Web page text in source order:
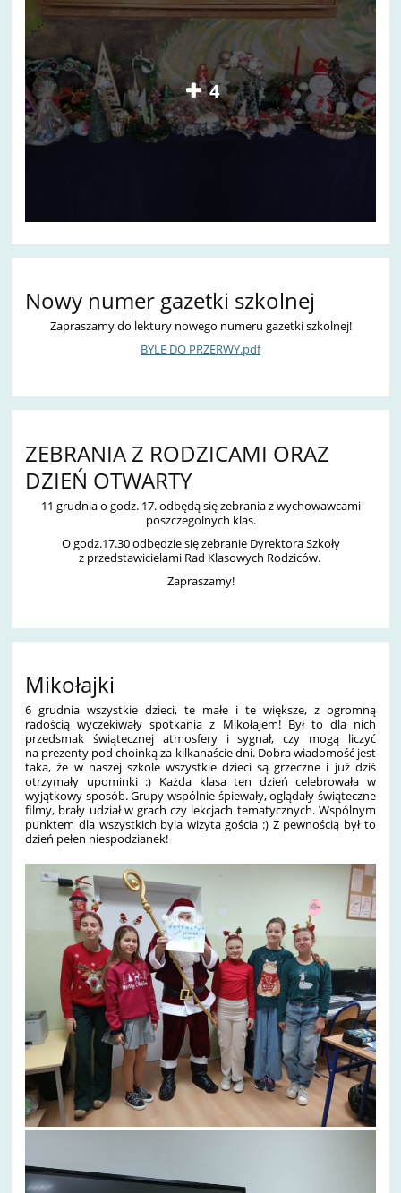
4
Nowy numer gazetki szkolnej
Zapraszamy do lektury nowego numeru gazetki szkolnej!
BYLE DO PRZERWY.pdf
ZEBRANIA Z RODZICAMI ORAZ
DZIEŃ OTWARTY
11 grudnia o godz. 17. odbędą się zebrania z wychowawcami
poszczegolnych klas.
O godz.17.30 odbędzie się zebranie Dyrektora Szkoły
z przedstawicielami Rad Klasowych Rodziców.
Zapraszamy!
Mikołajki
6 grudnia wszystkie dzieci, te małe i te większe, z ogromną
radością wyczekiwały spotkania z Mikołajem! Był to dla nich
przedsmak świątecznej atmosfery i sygnał, czy mogą liczyć
na prezenty pod choinką za kilkanaście dni. Dobra wiadomość jest
taka, że w naszej szkole wszystkie dzieci są grzeczne i już dziś
otrzymały upominki :) Każda klasa ten dzień celebrowała w
wyjątkowy sposób. Grupy wspólnie śpiewały, oglądały świąteczne
filmy, brały udział w grach czy lekcjach tematycznych. Wspólnym
punktem dla wszystkich byla wizyta gościa :) Z pewnością był to
dzień pełen niespodzianek!